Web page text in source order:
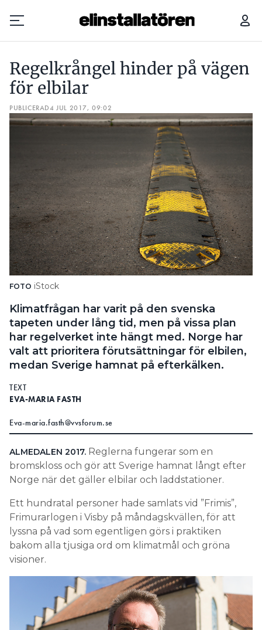
Prenumerera
Hantera prenumeration
Lediga jobb
Annonsera
Läs E-tidningen
Om tidningen
Kontakt
Personuppgifter
Search for:
SEARCH
Regelkrångel hinder på vägen
för elbilar
PUBLICERAD4 JUL 2017, 09:02
FOTO iStock
Klimatfrågan har varit på den svenska
tapeten under lång tid, men på vissa plan
har regelverket inte hängt med. Norge har
valt att prioritera förutsättningar för elbilen,
medan Sverige hamnat på efterkälken.
TEXT
EVA-MARIA FASTH
Eva-maria.fasth@vvsforum.se
ALMEDALEN 2017. Reglerna fungerar som en
bromskloss och gör att Sverige hamnat långt efter
Norge när det gäller elbilar och laddstationer.
Ett hundratal personer hade samlats vid ”Frimis”,
Frimurarlogen i Visby på måndagskvällen, för att
lyssna på vad som egentligen görs i praktiken
bakom alla tjusiga ord om klimatmål och gröna
visioner.
REGELKRÅNGEL HINDER PÅ VÄGEN FÖR ELBILAR